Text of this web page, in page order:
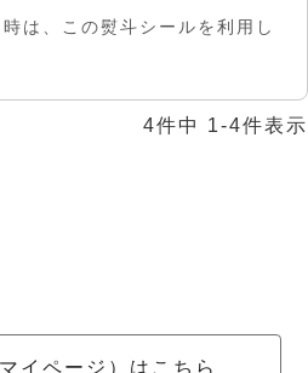
は、この熨斗シールを利用し
4件中 1-4件表示
イページ）はこちら